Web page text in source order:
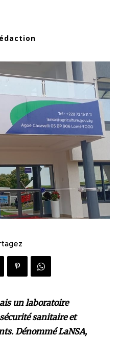
un laboratoire
sanitaire et
Dénommé LaNSA,